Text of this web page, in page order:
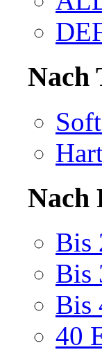
Nach
Nach
Bis
Bis
Bis
40